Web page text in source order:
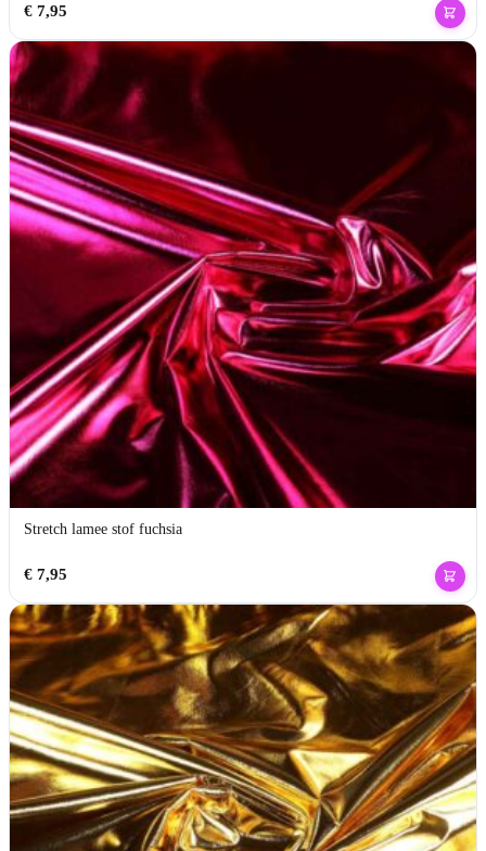
€7,95
Stretch lamee stof fuchsia
€7,95